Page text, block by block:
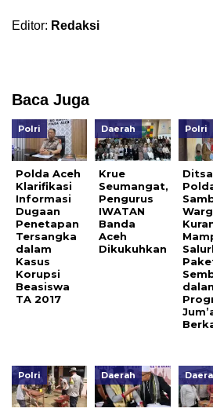
Editor: Redaksi
Baca Juga
Polri
Polda Aceh
Klarifikasi
Informasi
Dugaan
Penetapan
Tersangka
dalam
Kasus
Korupsi
Beasiswa
TA 2017
Daerah
Krue
Seumangat,
Pengurus
IWATAN
Banda
Aceh
Dikukuhkan
Polri
Polri Daerah